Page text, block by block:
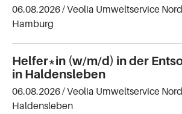
06.08.2026 /Veolia Umweltservice
Hamburg
Helfer*in (w/m/d) in der
in Haldensleben
06.08.2026 /Veolia Umweltservice
Haldensleben